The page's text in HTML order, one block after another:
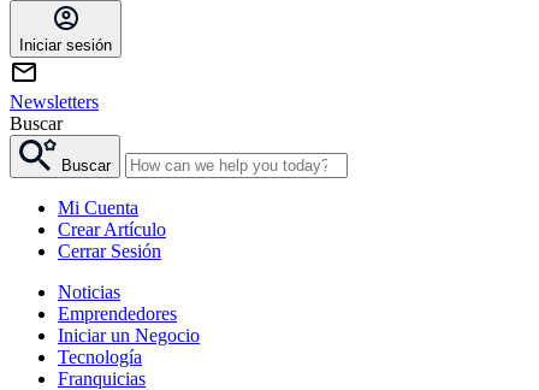
Iniciar sesión
Newsletters
Buscar
Buscar
Mi Cuenta
Crear Artículo
Cerrar Sesión
Noticias
Emprendedores
Iniciar un Negocio
Tecnología
Franquicias